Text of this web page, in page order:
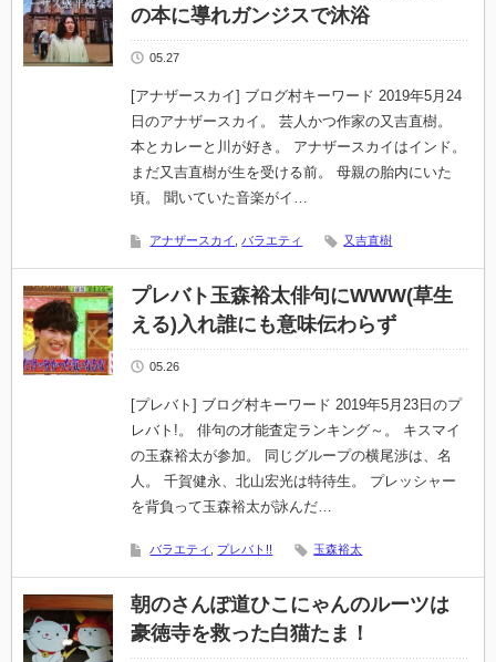
の本に導れガンジスで沐浴
05.27
[アナザースカイ] ブログ村キーワード 2019年5月24
日のアナザースカイ。 芸人かつ作家の又吉直樹。
本とカレーと川が好き。 アナザースカイはインド。
まだ又吉直樹が生を受ける前。 母親の胎内にいた
頃。 聞いていた音楽がイ…
アナザースカイ バラエティ 又吉直樹
プレバト玉森裕太俳句にWWW(草生
える)入れ誰にも意味伝わらず
05.26
[プレバト] ブログ村キーワード 2019年5月23日のプ
レバト!。 俳句の才能査定ランキング～。 キスマイ
の玉森裕太が参加。 同じグループの横尾渉は、名
人。 千賀健永、北山宏光は特待生。 プレッシャー
を背負って玉森裕太が詠んだ…
バラエティ プレバト!! 玉森裕太
朝のさんぽ道ひこにゃんのルーツは
豪徳寺を救った白猫たま！